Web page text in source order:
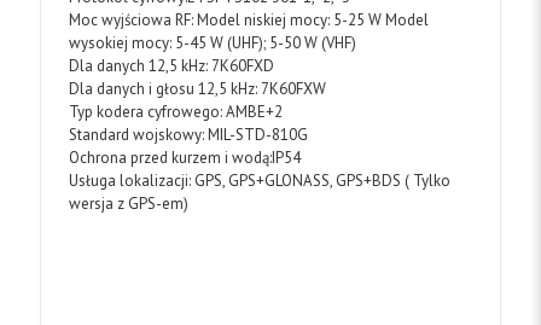
Moc wyjściowa RF: Model niskiej mocy: 5-25 W Model
wysokiej mocy: 5-45 W (UHF); 5-50 W (VHF)
Dla danych 12,5 kHz: 7K60FXD
Dla danych i głosu 12,5 kHz: 7K60FXW
Typ kodera cyfrowego: AMBE+2
Standard wojskowy: MIL-STD-810G
Ochrona przed kurzem i wodą:IP54
Usługa lokalizacji: GPS, GPS+GLONASS, GPS+BDS ( Tylko
wersja z GPS-em)